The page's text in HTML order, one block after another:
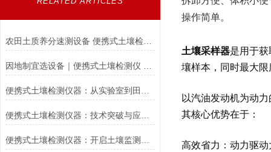
操作简单。
土壤采样器是用于
壤样本，同时最大
以汽油发动机为动力
其核心优势在于：
高效省力 ：动力驱